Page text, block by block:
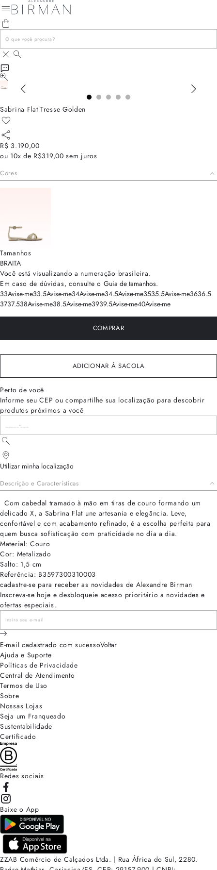
Sabrina Flat Tresse Golden
R$ 3.190,00
ou 10x de R$319,00 sem juros
Cores
Tamanhos
BRAITA
Você está visualizando a numeração brasileira.
Em caso de dúvidas, consulte o Guia de tamanhos.
33Avise-me33.5Avise-me34Avise-me34.5Avise-me3535.5Avise-me3636.5
3737.538Avise-me38.5Avise-me3939.5Avise-me40Avise-me
COMPRAR
ADICIONAR À SACOLA
Perto de você
Informe seu CEP ou compartilhe sua localização para descobrir
produtos próximos a você
Utilizar minha localização
Descrição e Características
Com cabedal tramado à mão em tiras de couro formando um
delicado X, a Sabrina Flat une artesania e elegância. Leve,
confortável e com acabamento refinado, é a escolha perfeita para
quem busca sofisticação com praticidade no dia a dia.
Material: Couro
Cor: Metalizado
Salto: 1,5 cm
Referência: B3597300310003
cadastre-se para receber as novidades de Alexandre Birman
Inscreva-se hoje e desbloqueie acesso prioritário a novidades e
ofertas especiais.
E-mail cadastrado com sucessoVoltar
Ajuda e Suporte
Políticas de Privacidade
Central de Atendimento
Termos de Uso
Sobre
Nossas Lojas
Seja um Franqueado
Sustentabilidade
Certificado
Redes sociais
Baixe o App
ZZAB Comércio de Calçados Ltda. | Rua África do Sul, 2280.